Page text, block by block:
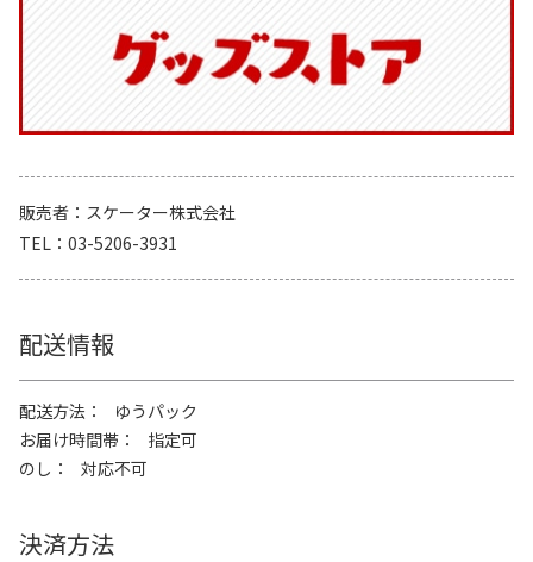
販売者
スケーター株式会社
TEL
03-5206-3931
配送情報
配送方法
ゆうパック
お届け時間帯
指定可
のし
対応不可
決済方法